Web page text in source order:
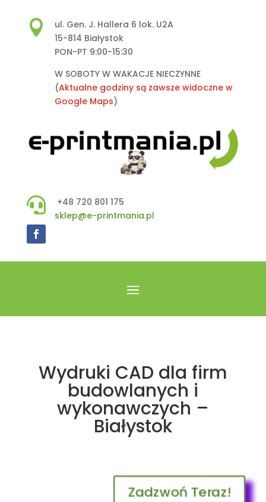

ul. Gen. J. Hallera 6 lok. U2A
15-814 Białystok
PON-PT 9:00-15:30
W SOBOTY W WAKACJE NIECZYNNE
(Aktualne godziny są zawsze widoczne w
Google Maps)

+48 720 801 175
sklep@e-printmania.pl
Wydruki CAD dla firm
budowlanych i
wykonawczych –
Białystok
Zadzwoń Teraz!